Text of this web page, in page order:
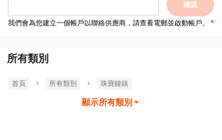
確認
我們會為您建立一個帳戶以聯絡供應商，請查看電郵並啟動帳戶。
所有類別
首頁 所有類別 珠寶鐘錶
顯示所有類別